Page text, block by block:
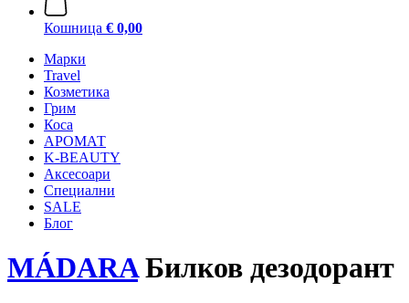
Кошница € 0,00
Mарки
Travel
Козметика
Грим
Коса
АРОМАТ
K-BEAUTY
Аксесоари
Специални
SALE
Блог
MÁDARAБилков дезодорант